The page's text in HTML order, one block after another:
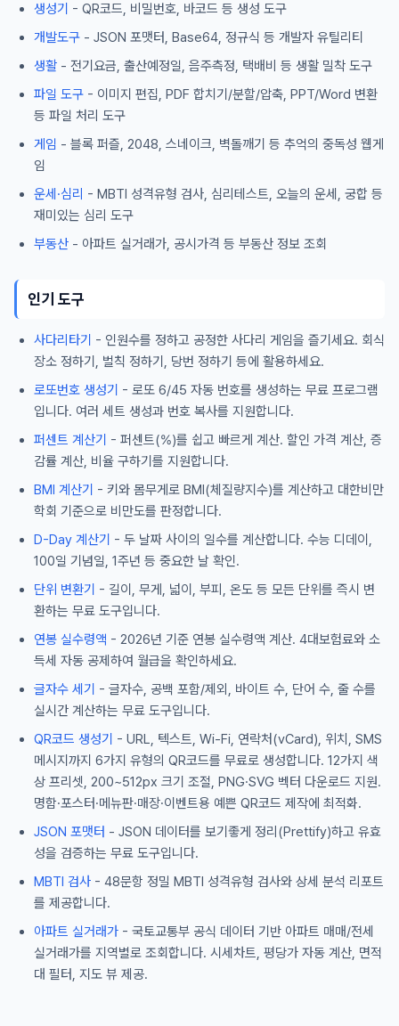
생성기 - QR코드, 비밀번호, 바코드 등 생성 도구
개발도구 - JSON 포맷터, Base64, 정규식 등 개발자 유틸리티
생활 - 전기요금, 출산예정일, 음주측정, 택배비 등 생활 밀착 도구
파일 도구 - 이미지 편집, PDF 합치기/분할/압축, PPT/Word 변환
등 파일 처리 도구
게임 - 블록 퍼즐, 2048, 스네이크, 벽돌깨기 등 추억의 중독성 웹게
임
운세·심리 - MBTI 성격유형 검사, 심리테스트, 오늘의 운세, 궁합 등
재미있는 심리 도구
부동산 - 아파트 실거래가, 공시가격 등 부동산 정보 조회
인기 도구
사다리타기 - 인원수를 정하고 공정한 사다리 게임을 즐기세요. 회식
장소 정하기, 벌칙 정하기, 당번 정하기 등에 활용하세요.
로또번호 생성기 - 로또 6/45 자동 번호를 생성하는 무료 프로그램
입니다. 여러 세트 생성과 번호 복사를 지원합니다.
퍼센트 계산기 - 퍼센트(%)를 쉽고 빠르게 계산. 할인 가격 계산, 증
감률 계산, 비율 구하기를 지원합니다.
BMI 계산기 - 키와 몸무게로 BMI(체질량지수)를 계산하고 대한비만
학회 기준으로 비만도를 판정합니다.
D-Day 계산기 - 두 날짜 사이의 일수를 계산합니다. 수능 디데이,
100일 기념일, 1주년 등 중요한 날 확인.
단위 변환기 - 길이, 무게, 넓이, 부피, 온도 등 모든 단위를 즉시 변
환하는 무료 도구입니다.
연봉 실수령액 - 2026년 기준 연봉 실수령액 계산. 4대보험료와 소
득세 자동 공제하여 월급을 확인하세요.
글자수 세기 - 글자수, 공백 포함/제외, 바이트 수, 단어 수, 줄 수를
실시간 계산하는 무료 도구입니다.
QR코드 생성기 - URL, 텍스트, Wi-Fi, 연락처(vCard), 위치, SMS
메시지까지 6가지 유형의 QR코드를 무료로 생성합니다. 12가지 색
상 프리셋, 200~512px 크기 조절, PNG·SVG 벡터 다운로드 지원.
명함·포스터·메뉴판·매장·이벤트용 예쁜 QR코드 제작에 최적화.
JSON 포맷터 - JSON 데이터를 보기좋게 정리(Prettify)하고 유효
성을 검증하는 무료 도구입니다.
MBTI 검사 - 48문항 정밀 MBTI 성격유형 검사와 상세 분석 리포트
를 제공합니다.
아파트 실거래가 - 국토교통부 공식 데이터 기반 아파트 매매/전세
실거래가를 지역별로 조회합니다. 시세차트, 평당가 자동 계산, 면적
대 필터, 지도 뷰 제공.